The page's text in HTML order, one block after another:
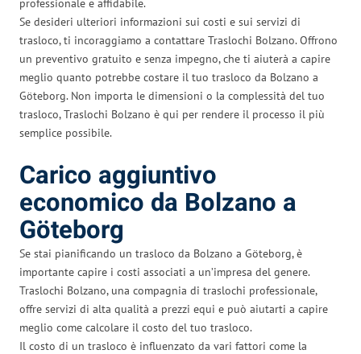
professionale e affidabile.
Se desideri ulteriori informazioni sui costi e sui servizi di
trasloco, ti incoraggiamo a contattare Traslochi Bolzano. Offrono
un preventivo gratuito e senza impegno, che ti aiuterà a capire
meglio quanto potrebbe costare il tuo trasloco da Bolzano a
Göteborg. Non importa le dimensioni o la complessità del tuo
trasloco, Traslochi Bolzano è qui per rendere il processo il più
semplice possibile.
Carico aggiuntivo
economico da Bolzano a
Göteborg
Se stai pianificando un trasloco da Bolzano a Göteborg, è
importante capire i costi associati a un’impresa del genere.
Traslochi Bolzano, una compagnia di traslochi professionale,
offre servizi di alta qualità a prezzi equi e può aiutarti a capire
meglio come calcolare il costo del tuo trasloco.
Il costo di un trasloco è influenzato da vari fattori come la